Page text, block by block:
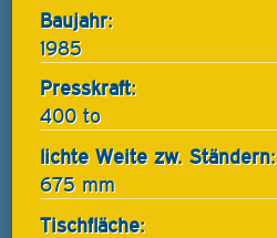
Baujahr:
1985
Presskraft:
400 to
lichte Weite zw. Ständern:
675 mm
Tischfläche: